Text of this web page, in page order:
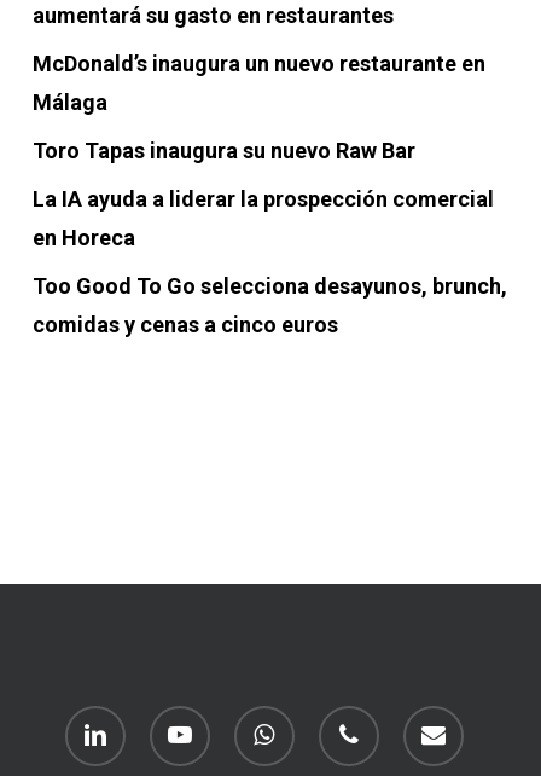
aumentará su gasto en restaurantes
McDonald’s inaugura un nuevo restaurante en
Málaga
Toro Tapas inaugura su nuevo Raw Bar
La IA ayuda a liderar la prospección comercial
en Horeca
Too Good To Go selecciona desayunos, brunch,
comidas y cenas a cinco euros
linkedin youtube whatsapp phone email